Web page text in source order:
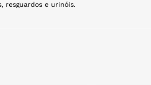
resguardos e urinóis.